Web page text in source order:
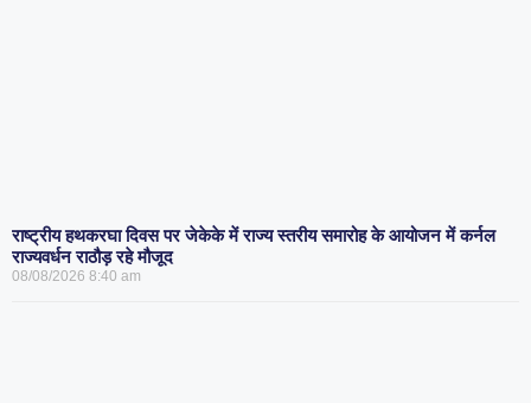
राष्ट्रीय हथकरघा दिवस पर जेकेके में राज्य स्तरीय समारोह के आयोजन में कर्नल
राज्यवर्धन राठौड़ रहे मौजूद
08/08/2026 8:40 am